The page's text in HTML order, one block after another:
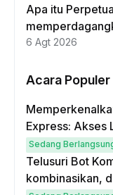
Apa itu
6 Agt 2026
Acara Populer
Express: Akses
IPO Global!
Sedang
Telusuri Bot
kombinasikan,